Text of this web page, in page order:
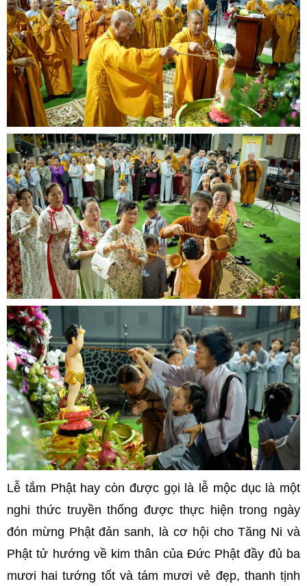
Lễ tắm Phật hay còn được gọi là lễ mộc dục là một
nghi thức truyền thống được thực hiện trong ngày
đón mừng Phật đản sanh, là cơ hội cho Tăng Ni và
Phật tử hướng về kim thân của Đức Phật đầy đủ ba
mươi hai tướng tốt và tám mươi vẻ đẹp, thanh tịnh